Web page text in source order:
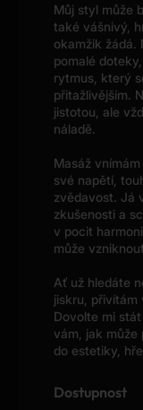
Můj styl může
také vášnivý,
okamžik žádá.
pomalé
rytmus, který
přitažlivějším.
jistotou, ale
náladě.
Masáž
své napětí,
zvědavost. Já
zkušenosti a
v pocit
může
Ať už hledáte
jiskru, přivítám
Dovolte mi
vám, jak může
do estetiky,
Dostupnost